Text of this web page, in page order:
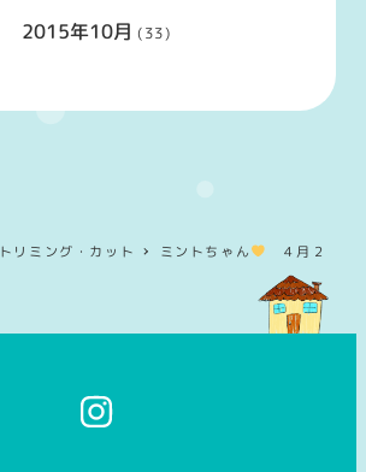
2015年10月 (33)
トリミング・カット ミントちゃん
４月２